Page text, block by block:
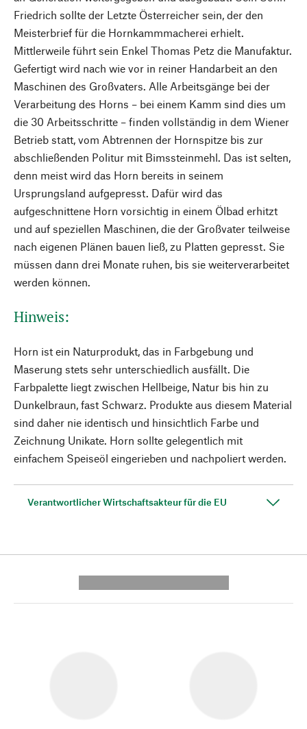
Friedrich sollte der Letzte Österreicher sein, der den
Meisterbrief für die Hornkammmacherei erhielt.
Mittlerweile führt sein Enkel Thomas Petz die Manufaktur.
Gefertigt wird nach wie vor in reiner Handarbeit an den
Maschinen des Großvaters. Alle Arbeitsgänge bei der
Verarbeitung des Horns – bei einem Kamm sind dies um
die 30 Arbeitsschritte – finden vollständig in dem Wiener
Betrieb statt, vom Abtrennen der Hornspitze bis zur
abschließenden Politur mit Bimssteinmehl. Das ist selten,
denn meist wird das Horn bereits in seinem
Ursprungsland aufgepresst. Dafür wird das
aufgeschnittene Horn vorsichtig in einem Ölbad erhitzt
und auf speziellen Maschinen, die der Großvater teilweise
nach eigenen Plänen bauen ließ, zu Platten gepresst. Sie
müssen dann drei Monate ruhen, bis sie weiterverarbeitet
werden können.
Hinweis:
Horn ist ein Naturprodukt, das in Farbgebung und
Maserung stets sehr unterschiedlich ausfällt. Die
Farbpalette liegt zwischen Hellbeige, Natur bis hin zu
Dunkelbraun, fast Schwarz. Produkte aus diesem Material
sind daher nie identisch und hinsichtlich Farbe und
Zeichnung Unikate. Horn sollte gelegentlich mit
einfachem Speiseöl eingerieben und nachpoliert werden.
Verantwortlicher Wirtschaftsakteur für die EU